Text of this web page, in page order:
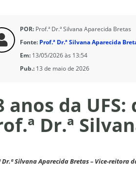
POR: Prof.ª Dr.ª Silvana Aparecida Bretas
Fonte: Prof.ª Dr.ª Silvana Aparecida
Em: 13/05/2026 às 13:54
Pub.: 13 de maio de 2026
anos da
Dr.ª
Dr.ª Silvana Aparecida Bretas – Vice-reitora